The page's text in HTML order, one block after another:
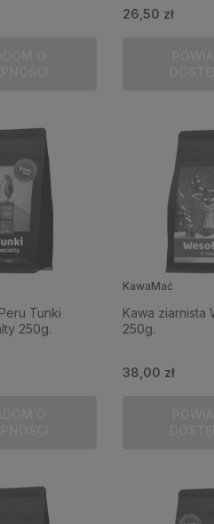
26,50 zł
Tunki
250g.
KawaMać
Kawa ziarnista
250g.
38,00 zł